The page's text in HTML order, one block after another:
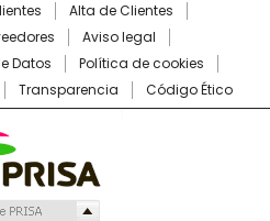
Alta de Clientes
Aviso legal
Datos
Política de cookies
Transparencia Código Ético